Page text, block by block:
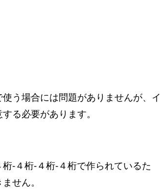
う場合には問題がありませんが、イ
る必要があります。
-４桁-４桁-４桁で作られているた
せん。